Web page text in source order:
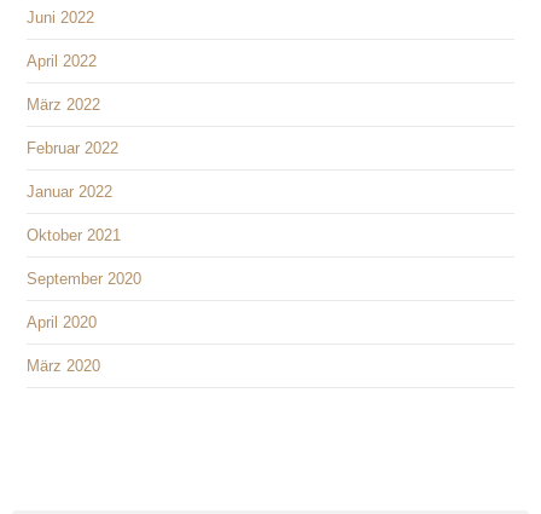
Juni 2022
April 2022
März 2022
Februar 2022
Januar 2022
Oktober 2021
September 2020
April 2020
März 2020